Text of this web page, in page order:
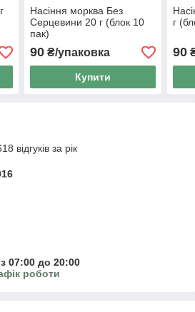
Насіння морква Без
Серцевини 20 г (блок 10
пак)
90₴/упаковка
Купити
г
90
відгуків за рік
07:00 до 20:00
роботи